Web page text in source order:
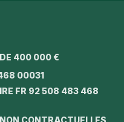
400 000 €
00031
FR 92 508 483 468
CONTRACTUELLES